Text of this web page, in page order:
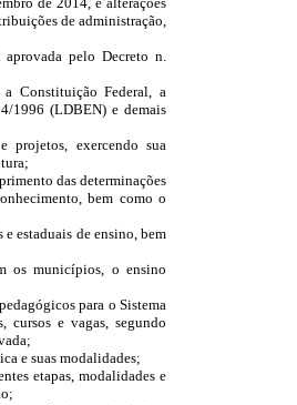
de administração,
pelo Decreto n.
Constituição Federal, a
1996 (LDBEN) e demais
projetos, exercendo sua
das determinações
bem como o
estaduais de ensino, bem
os municípios, o ensino
para o Sistema
cursos e vagas, segundo
e suas modalidades;
etapas, modalidades e